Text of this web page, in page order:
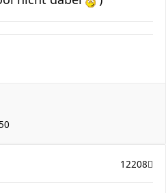
12208